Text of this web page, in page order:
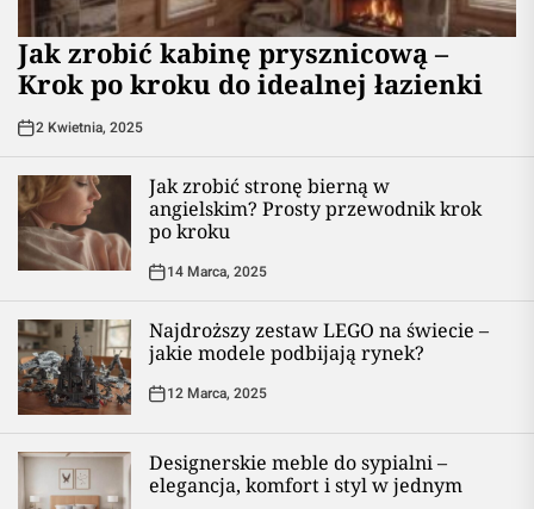
Jak zrobić kabinę prysznicową –
Krok po kroku do idealnej łazienki
2 Kwietnia, 2025
Jak zrobić stronę bierną w
angielskim? Prosty przewodnik krok
po kroku
14 Marca, 2025
Najdroższy zestaw LEGO na świecie –
jakie modele podbijają rynek?
12 Marca, 2025
Designerskie meble do sypialni –
elegancja, komfort i styl w jednym